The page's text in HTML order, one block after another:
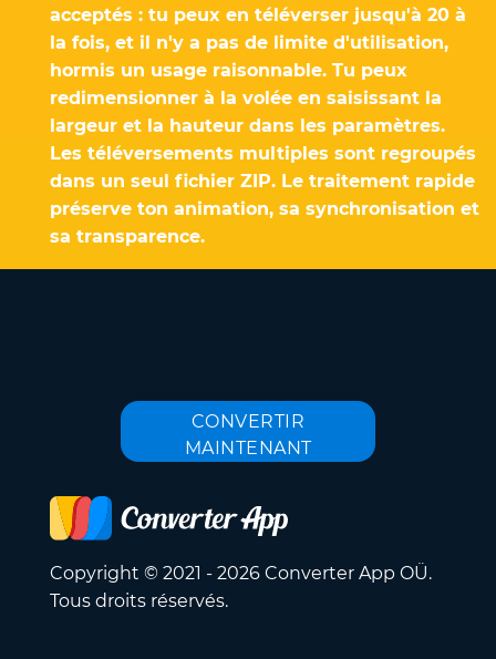
acceptés : tu peux en téléverser jusqu'à 20 à
la fois, et il n'y a pas de limite d'utilisation,
hormis un usage raisonnable. Tu peux
redimensionner à la volée en saisissant la
largeur et la hauteur dans les paramètres.
Les téléversements multiples sont regroupés
dans un seul fichier ZIP. Le traitement rapide
préserve ton animation, sa synchronisation et
sa transparence.
CONVERTIR
MAINTENANT
Copyright © 2021 - 2026 Converter App OÜ.
Tous droits réservés.